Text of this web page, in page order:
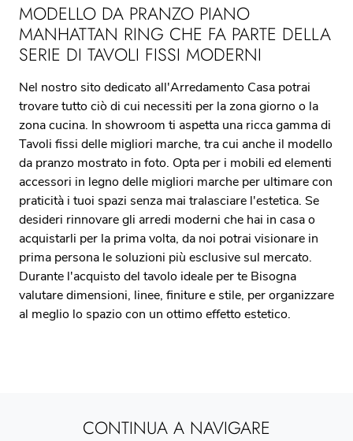
MODELLO DA PRANZO PIANO
MANHATTAN RING CHE FA PARTE DELLA
SERIE DI TAVOLI FISSI MODERNI
Nel nostro sito dedicato all'Arredamento Casa potrai
trovare tutto ciò di cui necessiti per la zona giorno o la
zona cucina. In showroom ti aspetta una ricca gamma di
Tavoli fissi delle migliori marche, tra cui anche il modello
da pranzo mostrato in foto. Opta per i mobili ed elementi
accessori in legno delle migliori marche per ultimare con
praticità i tuoi spazi senza mai tralasciare l'estetica. Se
desideri rinnovare gli arredi moderni che hai in casa o
acquistarli per la prima volta, da noi potrai visionare in
prima persona le soluzioni più esclusive sul mercato.
Durante l'acquisto del tavolo ideale per te Bisogna
valutare dimensioni, linee, finiture e stile, per organizzare
al meglio lo spazio con un ottimo effetto estetico.
CONTINUA A NAVIGARE